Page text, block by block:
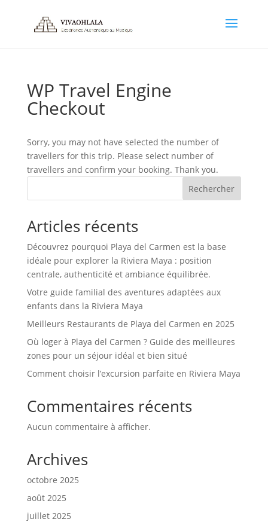
WP Travel Engine
Checkout
Sorry, you may not have selected the number of
travellers for this trip. Please select number of
travellers and confirm your booking. Thank you.
Rechercher
Articles récents
Découvrez pourquoi Playa del Carmen est la base
idéale pour explorer la Riviera Maya : position
centrale, authenticité et ambiance équilibrée.
Votre guide familial des aventures adaptées aux
enfants dans la Riviera Maya
Meilleurs Restaurants de Playa del Carmen en 2025
Où loger à Playa del Carmen ? Guide des meilleures
zones pour un séjour idéal et bien situé
Comment choisir l’excursion parfaite en Riviera Maya
Commentaires récents
Aucun commentaire à afficher.
Archives
octobre 2025
août 2025
juillet 2025